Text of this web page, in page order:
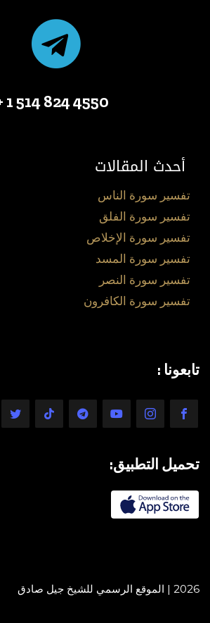
4550 824 514 1 +
أحدث المقالات
تفسير سورة الناس
تفسير سورة الفلق
تفسير سورة الإخلاص
تفسير سورة المسد
تفسير سورة النصر
تفسير سورة الكافرون
تابعونا :
تحميل التطبيق:
2026 | الموقع الرسمي للشيخ جيل صادق